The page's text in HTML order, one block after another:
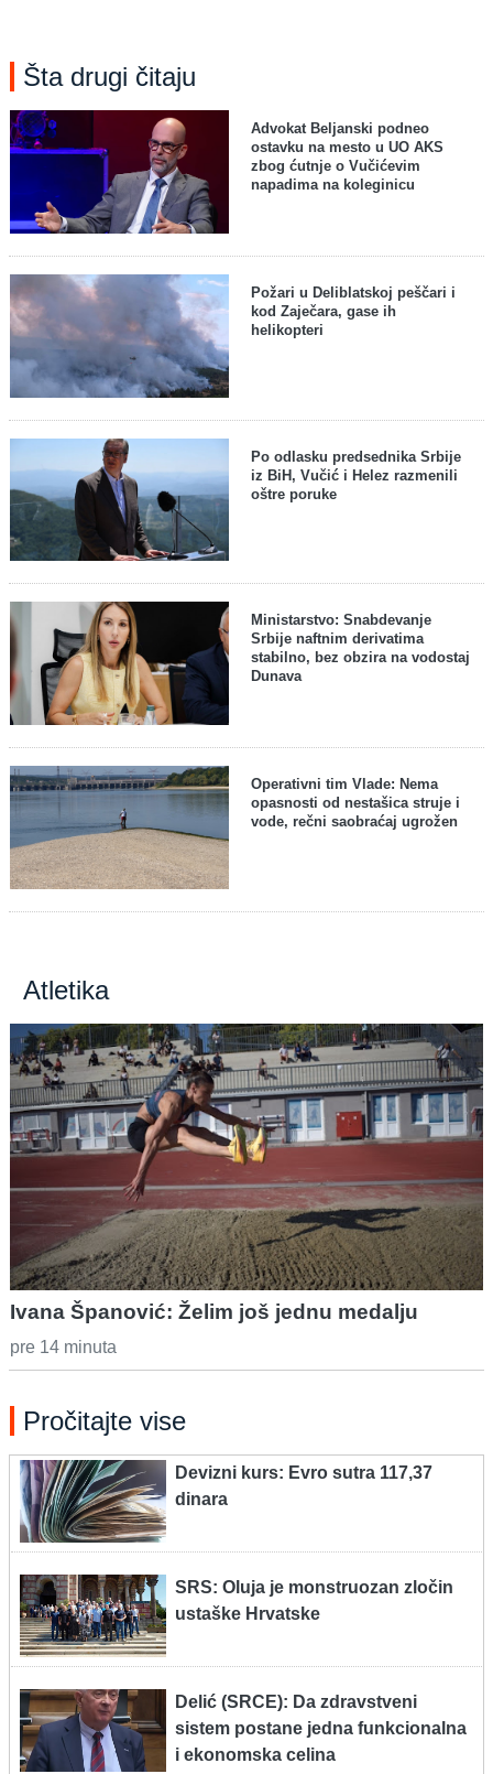
Šta drugi čitaju
Advokat Beljanski podneo
ostavku na mesto u UO AKS
zbog ćutnje o Vučićevim
napadima na koleginicu
Požari u Deliblatskoj peščari i
kod Zaječara, gase ih
helikopteri
Po odlasku predsednika Srbije
iz BiH, Vučić i Helez razmenili
oštre poruke
Ministarstvo: Snabdevanje
Srbije naftnim derivatima
stabilno, bez obzira na vodostaj
Dunava
Operativni tim Vlade: Nema
opasnosti od nestašica struje i
vode, rečni saobraćaj ugrožen
Atletika
Ivana Španović: Želim još jednu medalju
pre 14 minuta
Pročitajte vise
Devizni kurs: Evro sutra 117,37
dinara
SRS: Oluja je monstruozan zločin
ustaške Hrvatske
Delić (SRCE): Da zdravstveni
sistem postane jedna funkcionalna
i ekonomska celina